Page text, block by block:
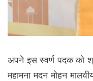
अपने इस स्वर्ण पदक को
महामना मदन मोहन